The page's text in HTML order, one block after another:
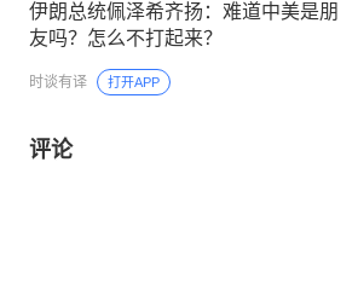
伊朗总统佩泽希齐扬：难道中美是朋
友吗？怎么不打起来？
时谈有译 打开APP
评论